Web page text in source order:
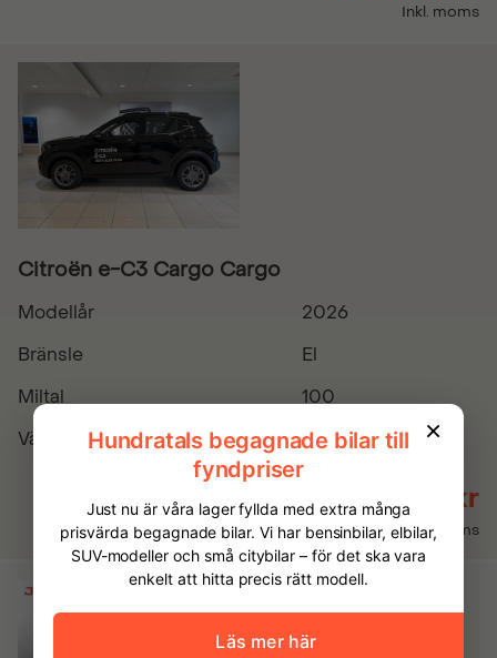
Inkl. moms
Citroën e-C3 Cargo Cargo
Modellår
2026
Bränsle
El
Miltal
100
Växellåda
Automatisk
329 900 kr
Inkl. moms